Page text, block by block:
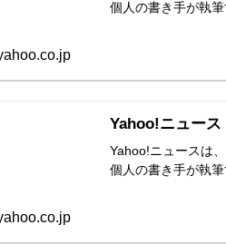
個人の書き手が執
Yahoo!ニュース
Yahoo!ニュースは
個人の書き手が執